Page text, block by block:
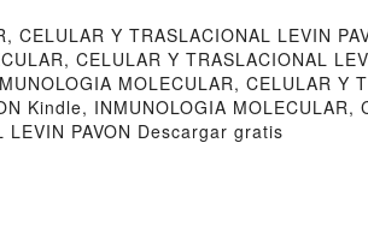
CELULAR Y TRASLACIONAL LEVIN
CELULAR Y TRASLACIONAL
MOLECULAR, CELULAR Y
Kindle, INMUNOLOGIA
LEVIN PAVON Descargar gratis